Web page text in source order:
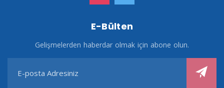
E-Bülten
Gelişmelerden haberdar olmak için abone olun.